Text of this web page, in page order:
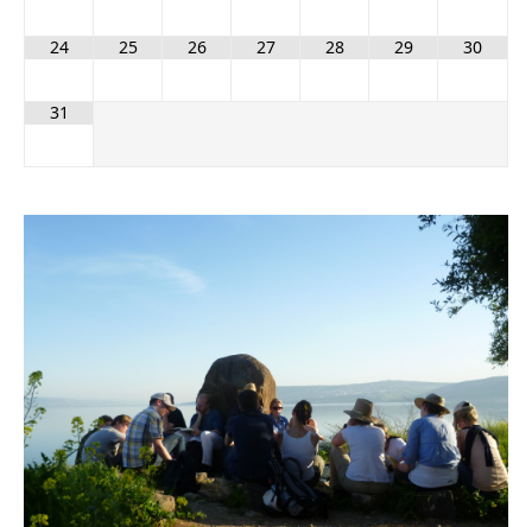
24 25 26 27 28 29 30
31